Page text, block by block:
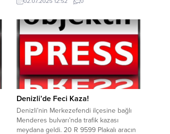
de, Eğitimin modernleşme sürecinin
bu süreçteki rolünü ele alan bir köşe
yazısı kaleme aldı. Modernleşme, bir
toplumun önce mevcut ekonomik, sosyal
ve siyasal yapısını bozar; sonra bunları
yeniden inşa...
Denizli’de Feci Kaza!
Denizli’nin Merkezefendi ilçesine bağlı
Menderes bulvarı’nda trafik kazası
meydana geldi. 20 R 9599 Plakalı aracın